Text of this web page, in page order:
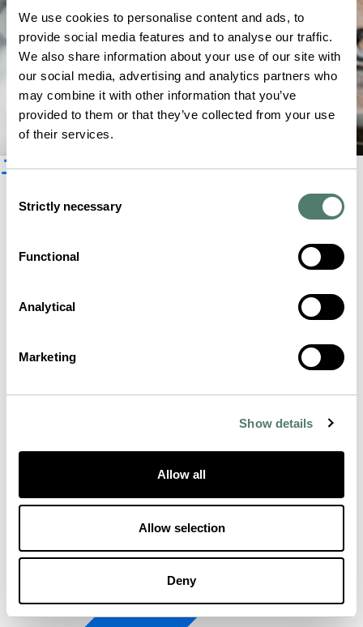
We use cookies to personalise content and ads, to
provide social media features and to analyse our traffic.
We also share information about your use of our site with
our social media, advertising and analytics partners who
may combine it with other information that you’ve
provided to them or that they’ve collected from your use
of their services.
Selection
Strictly necessary
Functional
Analytical
Marketing
Show details
Allow all
Allow selection
Deny
ニュースレター登録